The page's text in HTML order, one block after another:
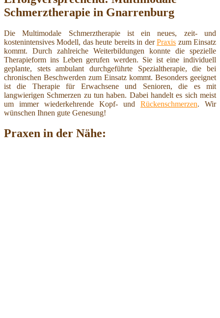
Schmerztherapie in Gnarrenburg
Die Multimodale Schmerztherapie ist ein neues, zeit- und
kostenintensives Modell, das heute bereits in derPraxis zum Einsatz
kommt. Durch zahlreiche Weiterbildungen konnte die spezielle
Therapieform ins Leben gerufen werden. Sie ist eine individuell
geplante, stets ambulant durchgeführte Spezialtherapie, die bei
chronischen Beschwerden zum Einsatz kommt. Besonders geeignet
ist die Therapie für Erwachsene und Senioren, die es mit
langwierigen Schmerzen zu tun haben. Dabei handelt es sich meist
um immer wiederkehrende Kopf- und Rückenschmerzen. Wir
wünschen Ihnen gute Genesung!
Praxen in der Nähe: